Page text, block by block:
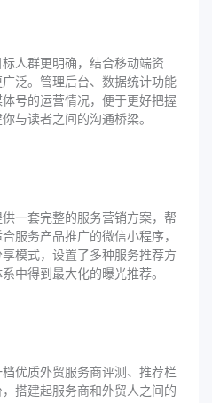
人群更明确，结合移动端资
泛。管理后台、数据统计功能
号的运营情况，便于更好把握
与读者之间的沟通桥梁。
一套完整的服务营销方案，帮
服务产品推广的微信小程序，
模式，设置了多种服务推荐方
中得到最大化的曝光推荐。
优质外贸服务商评测、推荐栏
搭建起服务商和外贸人之间的